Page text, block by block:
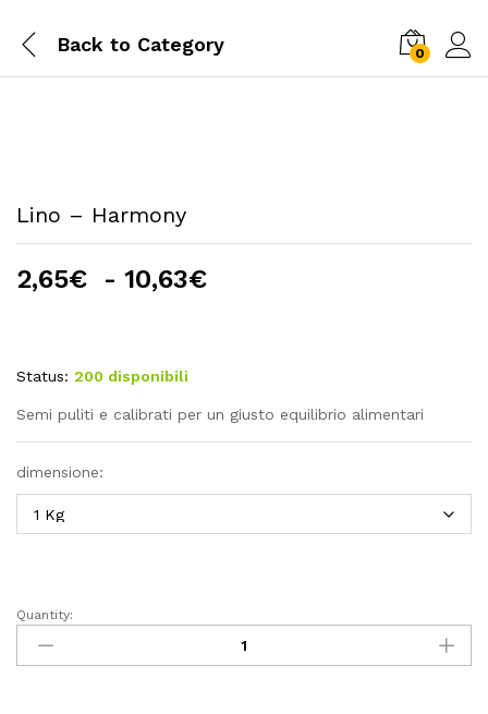
Back to Category 0
Lino – Harmony
2,65€ - 10,63€
a
10,63€
Status: 200 disponibili
Semi puliti e calibrati per un giusto equilibrio alimentari
dimensione:
Lino
Harmony
Quantity: